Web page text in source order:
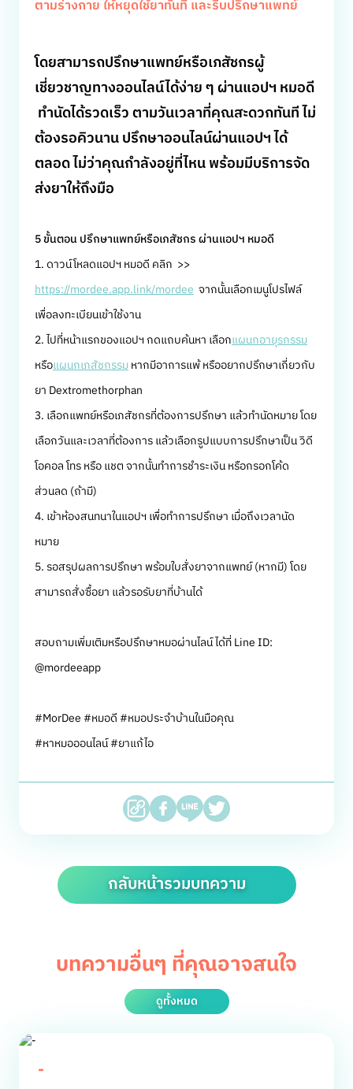
ตามร่างกาย ให้หยุดใช้ยาทันที และรีบปรึกษาแพทย์
โดยสามารถปรึกษาแพทย์หรือเภสัชกรผู้
เชี่ยวชาญทางออนไลน์ได้ง่าย ๆ ผ่านแอปฯ หมอดี
ทำนัดได้รวดเร็ว ตามวันเวลาที่คุณสะดวกทันที ไม่
ต้องรอคิวนาน ปรึกษาออนไลน์ผ่านแอปฯ ได้
ตลอด ไม่ว่าคุณกำลังอยู่ที่ไหน พร้อมมีบริการจัด
ส่งยาให้ถึงมือ
5 ขั้นตอน ปรึกษาแพทย์หรือเภสัชกร ผ่านแอปฯ หมอดี
1. ดาวน์โหลดแอปฯ หมอดี คลิก >>
https://mordee.app.link/mordee จากนั้นเลือกเมนูโปรไฟล์
เพื่อลงทะเบียนเข้าใช้งาน
2. ไปที่หน้าแรกของแอปฯ กดแถบค้นหา เลือกแผนกอายุรกรรม
หรือแผนกเภสัชกรรมหากมีอาการแพ้ หรืออยากปรึกษาเกี่ยวกับ
ยา Dextromethorphan
3. เลือกแพทย์หรือเภสัชกรที่ต้องการปรึกษา แล้วทำนัดหมาย โดย
เลือกวันและเวลาที่ต้องการ แล้วเลือกรูปแบบการปรึกษาเป็น วิดี
โอคอล โทร หรือ แชต จากนั้นทำการชำระเงิน หรือกรอกโค้ด
ส่วนลด (ถ้ามี)
4. เข้าห้องสนทนาในแอปฯ เพื่อทำการปรึกษา เมื่อถึงเวลานัด
หมาย
5. รอสรุปผลการปรึกษา พร้อมใบสั่งยาจากแพทย์ (หากมี) โดย
สามารถสั่งซื้อยา แล้วรอรับยาที่บ้านได้
สอบถามเพิ่มเติมหรือปรึกษาหมอผ่านไลน์ ได้ที่ Line ID:
@mordeeapp
#MorDee #หมอดี #หมอประจำบ้านในมือคุณ
#หาหมอออนไลน์ #ยาแก้ไอ
กลับหน้ารวมบทความ
บทความอื่นๆ ที่คุณอาจสนใจ
ดูทั้งหมด
-